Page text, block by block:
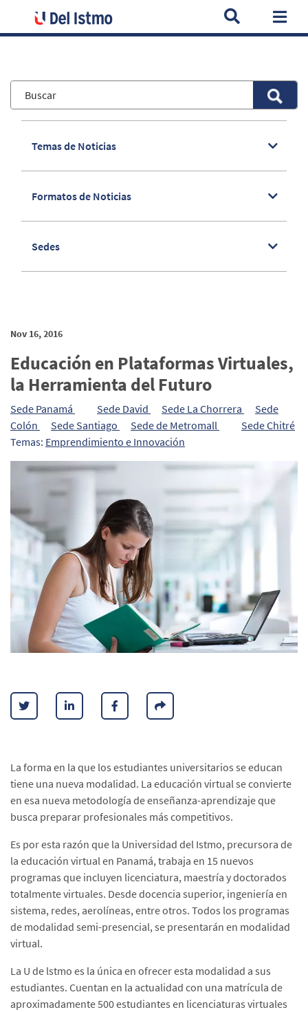
Home Noticias Educación en Plataformas Virtuales, la
Temas de Noticias
Formatos de Noticias
Sedes
Nov 16, 2016
Educación en Plataformas Virtuales,
la Herramienta del Futuro
Sede Panamá Sede David Sede La Chorrera
Sede
Colón
Sede Santiago Sede de Metromall
Sede Chitré
Temas: Emprendimiento e Innovación
La forma en la que los estudiantes universitarios se educan
tiene una nueva modalidad. La educación virtual se convierte
en esa nueva metodología de enseñanza-aprendizaje que
busca preparar profesionales más competitivos.
Es por esta razón que la Universidad del Istmo, precursora de
la educación virtual en Panamá, trabaja en 15 nuevos
programas que incluyen licenciatura, maestría y doctorados
totalmente virtuales. Desde docencia superior, ingeniería en
sistema, redes, aerolíneas, entre otros. Todos los programas
de modalidad semi-presencial, se presentarán en modalidad
virtual.
La U de lstmo es la única en ofrecer esta modalidad a sus
estudiantes. Cuentan en la actualidad con una matrícula de
aproximadamente 500 estudiantes en licenciaturas virtuales